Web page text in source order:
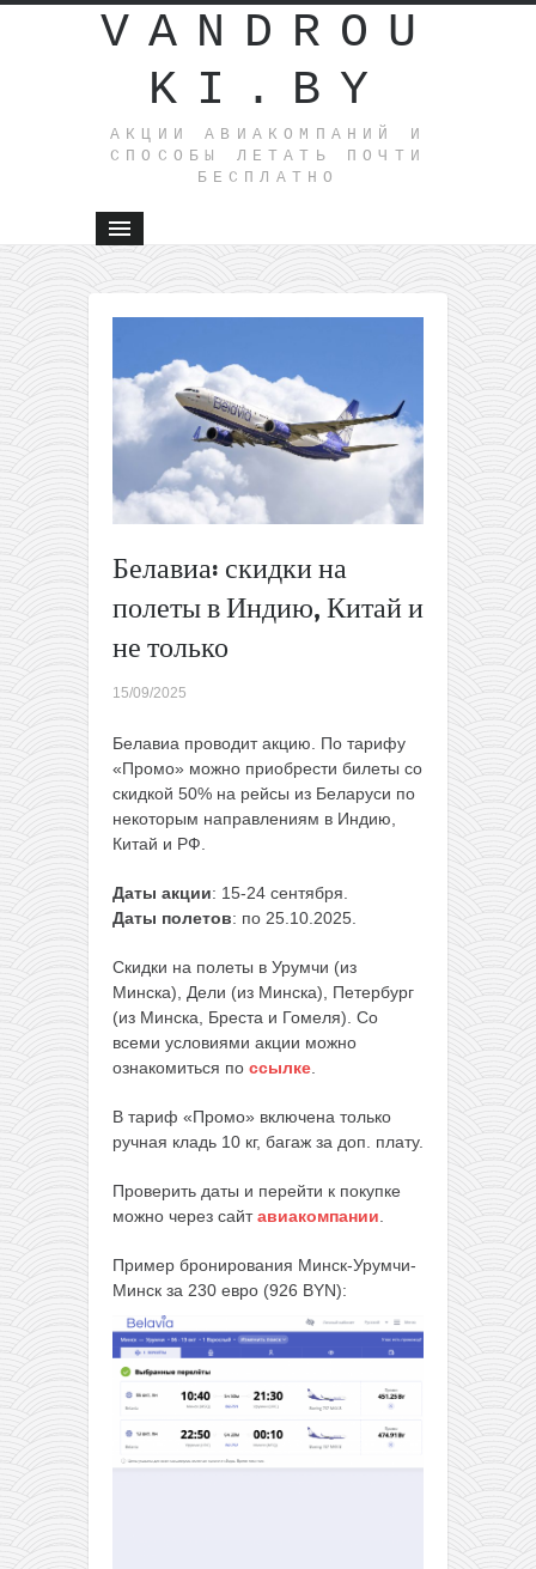
VANDROU
KI.BY
АКЦИИ АВИАКОМПАНИЙ И
СПОСОБЫ ЛЕТАТЬ ПОЧТИ
БЕСПЛАТНО
Белавиа: скидки на
полеты в Индию, Китай и
не только
15/09/2025
Белавиа проводит акцию. По тарифу
«Промо» можно приобрести билеты со
скидкой 50% на рейсы из Беларуси по
некоторым направлениям в Индию,
Китай и РФ.
Даты акции: 15-24 сентября.
Даты полетов: по 25.10.2025.
Скидки на полеты в Урумчи (из
Минска), Дели (из Минска), Петербург
(из Минска, Бреста и Гомеля). Со
всеми условиями акции можно
ознакомиться по ссылке.
В тариф «Промо» включена только
ручная кладь 10 кг, багаж за доп. плату.
Проверить даты и перейти к покупке
можно через сайтавиакомпании.
Пример бронирования Минск-Урумчи-
Минск за 230 евро (926 BYN):
Новый
Польше
всего от
злотых!
В Милан
всего от
23€ в
из